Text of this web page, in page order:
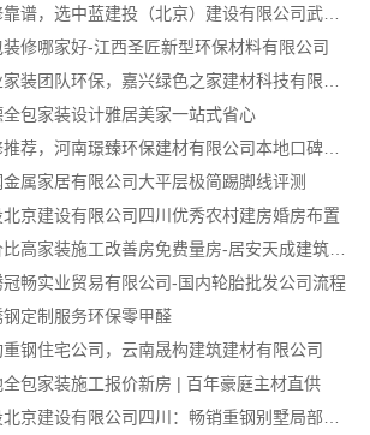
兴平装修靠谱，选中蓝建投（北京）建设有限公司武功分公司
装修哪家好-江西圣匠新型环保材料有限公司
包家装设计雅居美家一站式省心
濮阳装修推荐，河南璟臻环保建材有限公司本地口碑之选
属家居有限公司大平层极简踢脚线评测
北京建设有限公司四川优秀农村建房婚房布置
西安性价比高家装施工改善房免费量房-居安天成建筑工程有限责任公司
畅实业贸易有限公司-国内轮胎批发公司流程
定制服务环保零甲醛
钢住宅公司，云南晟构建筑建材有限公司
全包家装施工报价新房 | 百年豪庭主材直供